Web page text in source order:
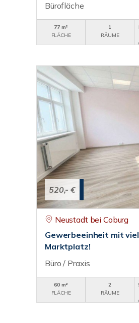
Bürofläche
77 m²
FLÄCHE
1
RÄUME
520,- €
Neustadt bei Coburg
Gewerbeeinheit mit
Marktplatz!
Büro / Praxis
60 m²
FLÄCHE
2
RÄUME